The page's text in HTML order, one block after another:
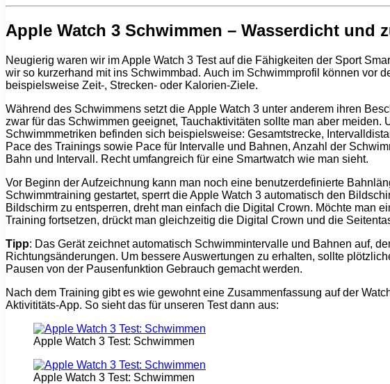
Apple Watch 3 Schwimmen – Wasserdicht und
Neugierig waren wir im Apple Watch 3 Test auf die Fähigkeiten der Sport
wir so kurzerhand mit ins Schwimmbad. Auch im Schwimmprofil können vor
beispielsweise Zeit-, Strecken- oder Kalorien-Ziele.
Während des Schwimmens setzt die Apple Watch 3 unter anderem ihren
zwar für das Schwimmen geeignet, Tauchaktivitäten sollte man aber meiden.
Schwimmmetriken befinden sich beispielsweise: Gesamtstrecke,
Pace des Trainings sowie Pace für Intervalle und Bahnen, Anzahl der
Bahn und Intervall. Recht umfangreich für eine Smartwatch wie man sieht.
Vor Beginn der Aufzeichnung kann man noch eine benutzerdefinierte
Schwimmtraining gestartet, sperrt die Apple Watch 3 automatisch den
Bildschirm zu entsperren, dreht man einfach die Digital Crown. Möchte man
Training fortsetzen, drückt man gleichzeitig die Digital Crown und die
Tipp: Das Gerät zeichnet automatisch Schwimmintervalle und Bahnen auf,
Richtungsänderungen. Um bessere Auswertungen zu erhalten, sollte
Pausen von der Pausenfunktion Gebrauch gemacht werden.
Nach dem Training gibt es wie gewohnt eine Zusammenfassung auf der
Aktivititäts-App. So sieht das für unseren Test dann aus:
Apple Watch 3 Test: Schwimmen
Apple Watch 3 Test: Schwimmen